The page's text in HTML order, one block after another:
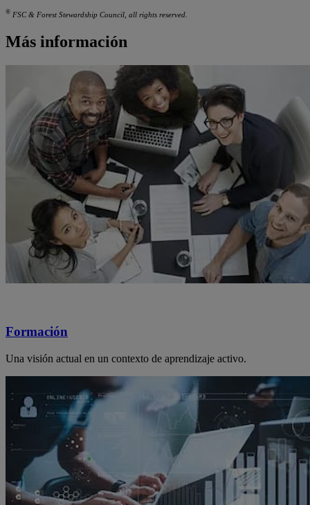
® FSC & Forest Stewardship Council, all rights reserved.
Más información
Formación
Una visión actual en un contexto de aprendizaje activo.